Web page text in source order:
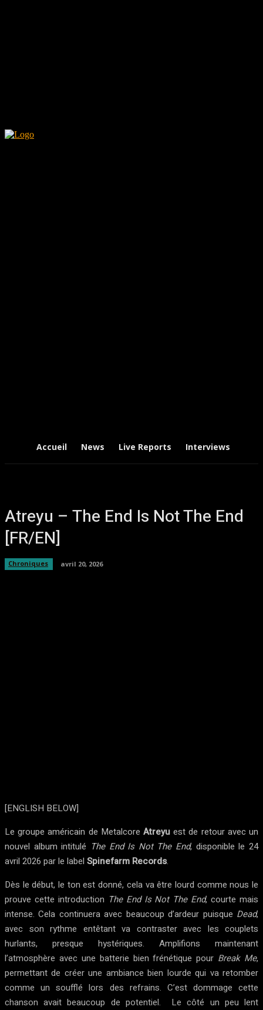
Accueil News Live Reports Interviews
Atreyu – The End Is Not The End
[FR/EN]
Chroniques avril 20, 2026
[ENGLISH BELOW]
Le groupe américain de Metalcore Atreyu est de retour avec un
nouvel album intitulé The End Is Not The End, disponible le 24
avril 2026 par le label Spinefarm Records.
Dès le début, le ton est donné, cela va être lourd comme nous le
prouve cette introduction The End Is Not The End, courte mais
intense. Cela continuera avec beaucoup d’ardeur puisque Dead,
avec son rythme entêtant va contraster avec les couplets
hurlants, presque hystériques. Amplifions maintenant
l’atmosphère avec une batterie bien frénétique pour Break Me,
permettant de créer une ambiance bien lourde qui va retomber
comme un soufflé lors des refrains. C’est dommage cette
chanson avait beaucoup de potentiel. Le côté un peu lent